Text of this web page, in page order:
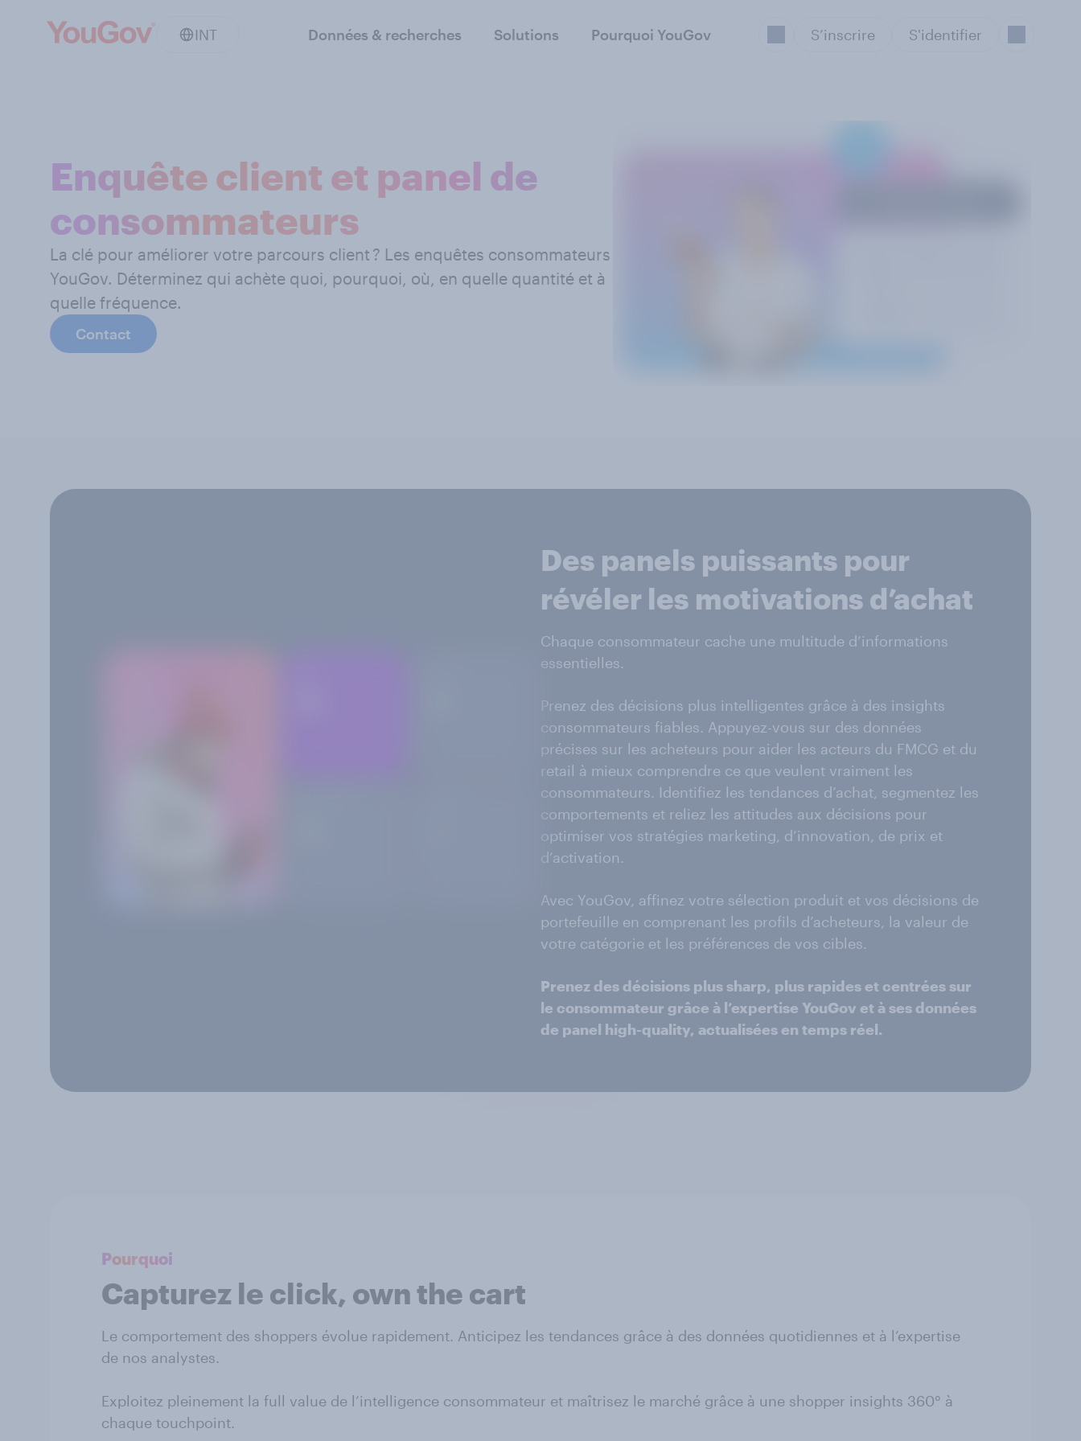
INT Données & recherches Solutions Pourquoi YouGov S’inscrire S'identifier
Enquête client et panel de
consommateurs
La clé pour améliorer votre parcours client ? Les enquêtes consommateurs
YouGov. Déterminez qui achète quoi, pourquoi, où, en quelle quantité et à
quelle fréquence.
Contact
Des panels puissants pour
révéler les motivations d’achat
Chaque consommateur cache une multitude d’informations
essentielles.
Prenez des décisions plus intelligentes grâce à des insights
consommateurs fiables. Appuyez-vous sur des données
précises sur les acheteurs pour aider les acteurs du FMCG et du
retail à mieux comprendre ce que veulent vraiment les
consommateurs. Identifiez les tendances d’achat, segmentez les
comportements et reliez les attitudes aux décisions pour
optimiser vos stratégies marketing, d’innovation, de prix et
d’activation.
Avec YouGov, affinez votre sélection produit et vos décisions de
portefeuille en comprenant les profils d’acheteurs, la valeur de
votre catégorie et les préférences de vos cibles.
Prenez des décisions plus sharp, plus rapides et centrées sur
le consommateur grâce à l’expertise YouGov et à ses données
de panel high-quality, actualisées en temps réel.
Pourquoi
Capturez le click, own the cart
Le comportement des shoppers évolue rapidement. Anticipez les tendances grâce à des données quotidiennes et à l’expertise
de nos analystes.
Exploitez pleinement la full value de l’intelligence consommateur et maîtrisez le marché grâce à une shopper insights 360° à
chaque touchpoint.